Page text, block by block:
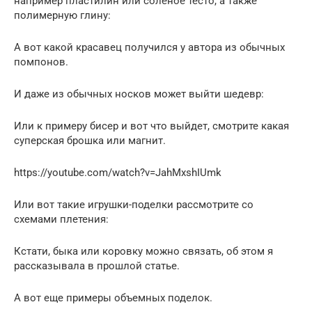
полимерную глину:
А вот какой красавец получился у автора из обычных
помпонов.
И даже из обычных носков может выйти шедевр:
Или к примеру бисер и вот что выйдет, смотрите какая
суперская брошка или магнит.
https://youtube.com/watch?v=JahMxshIUmk
Или вот такие игрушки-поделки рассмотрите со
схемами плетения:
Кстати, быка или коровку можно связать, об этом я
рассказывала в прошлой статье.
А вот еще примеры объемных поделок.